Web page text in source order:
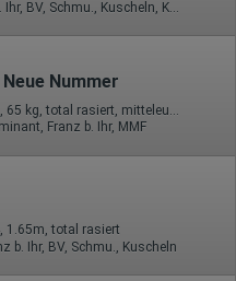
der Nutzer
wird Google gegebenenfalls
gesetzlich
diese Daten im Auftrag
der Nutzer wird von
der Europäischen Union
Abkommens über den
dies bedeutet, dass alle
in Ausnahmefällen wird die
Google in den USA
dem Browser des Nutzers
anderen Daten von Google
sind folgende:
69, DT, NSa, Franz b. Ihr, BV, Schmu., Kuscheln, Körperküs.
Nummer
TS, 25 Jahre, 1.69m, 65 kg, total rasiert, mitteleuropäisch
Franz b. Ihr, MMF
1.65m, total rasiert
b. Ihr, BV, Schmu., Kuscheln